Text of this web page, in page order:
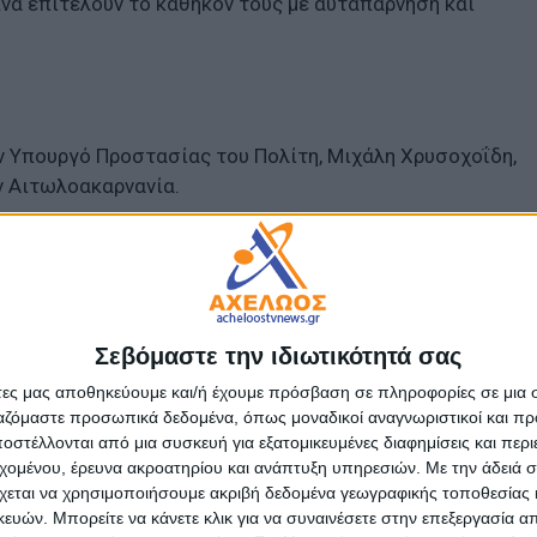
Σεβόμαστε την ιδιωτικότητά σας
μας αποθηκεύουμε και/ή έχουμε πρόσβαση σε πληροφορίες σε
προσωπικά δεδομένα, όπως μοναδικοί αναγνωριστικοί και
από μια συσκευή για εξατομικευμένες διαφημίσεις και
έρευνα ακροατηρίου και ανάπτυξη υπηρεσιών. Με την άδειά
να χρησιμοποιήσουμε ακριβή δεδομένα γεωγραφικής τοποθεσίας
Μπορείτε να κάνετε κλικ για να συναινέσετε στην επεξεργασία
Υπουργό Προστασίας του Πολίτη, Μιχάλη Χρυσοχοΐδη,
Αιτωλοακαρνανία.
στέγαση των υπηρεσιών της Ελληνικής
σταθερά δίπλα στους ανθρώπους των
τον καλύτερο τους εαυτό για όλους μας. Η
την περιφέρεια και ενισχύει την επιχειρησιακή
την προσπάθεια για τη διαρκή ενδυνάμωση των
να ενισχύουμε το αίσθημα ασφάλειας και να
μας.»
- Advertisement -